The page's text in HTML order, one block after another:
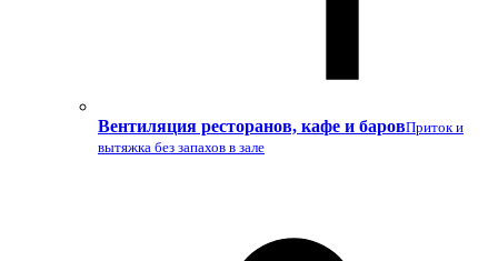
Вентиляция ресторанов, кафе и баровПриток и
вытяжка без запахов в зале